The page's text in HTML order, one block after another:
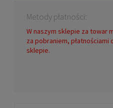
Metody płatności:
W naszym sklepie za towar
za pobraniem, płatnościami
sklepie.